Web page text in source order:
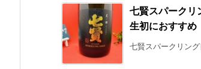
七賢スパークリ
生初におすすめ
七賢スパークリン